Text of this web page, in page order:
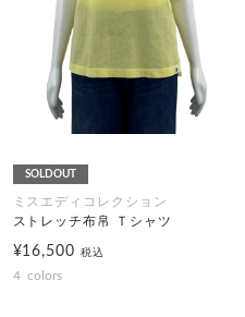
SOLDOUT
ミスエディコレクション
ストレッチ布帛 Ｔシャツ
¥16,500税込
4 colors